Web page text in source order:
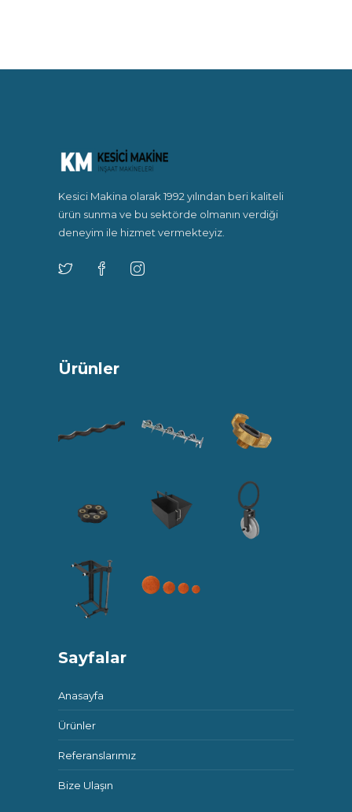
Kesici Makina olarak 1992 yılından beri kaliteli
ürün sunma ve bu sektörde olmanın verdiği
deneyim ile hizmet vermekteyiz.
Ürünler
Sayfalar
Anasayfa
Ürünler
Referanslarımız
Bize Ulaşın